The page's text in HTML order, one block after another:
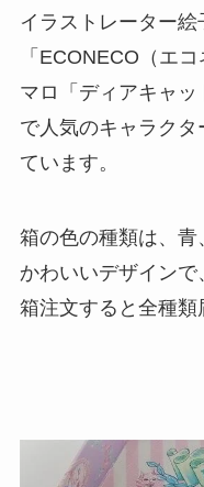
イラストレーター絵
「ECONECO（エ
マロ「ディアキャ
で人気のキャラク
ています。
箱の色の種類は、青
かわいいデザイン
箱注文すると全種類